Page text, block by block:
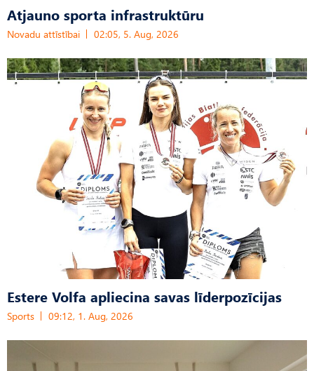
Atjauno sporta infrastruktūru
Novadu attīstībai 02:05, 5. Aug, 2026
Estere Volfa apliecina savas līderpozīcijas
Sports 09:12, 1. Aug, 2026